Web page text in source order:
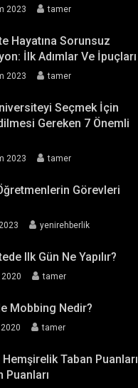
2023 tamer
Hayatına Sorunsuz
İlk Adımlar Ve İpuçları
2023 tamer
Seçmek İçin
Gereken 7 Önemli
2023 tamer
Görevleri
yenirehberlik
Ilk Gün Ne Yapılır?
2020 tamer
Mobbing Nedir?
tamer
Hemşirelik Taban Puanları
Puanları